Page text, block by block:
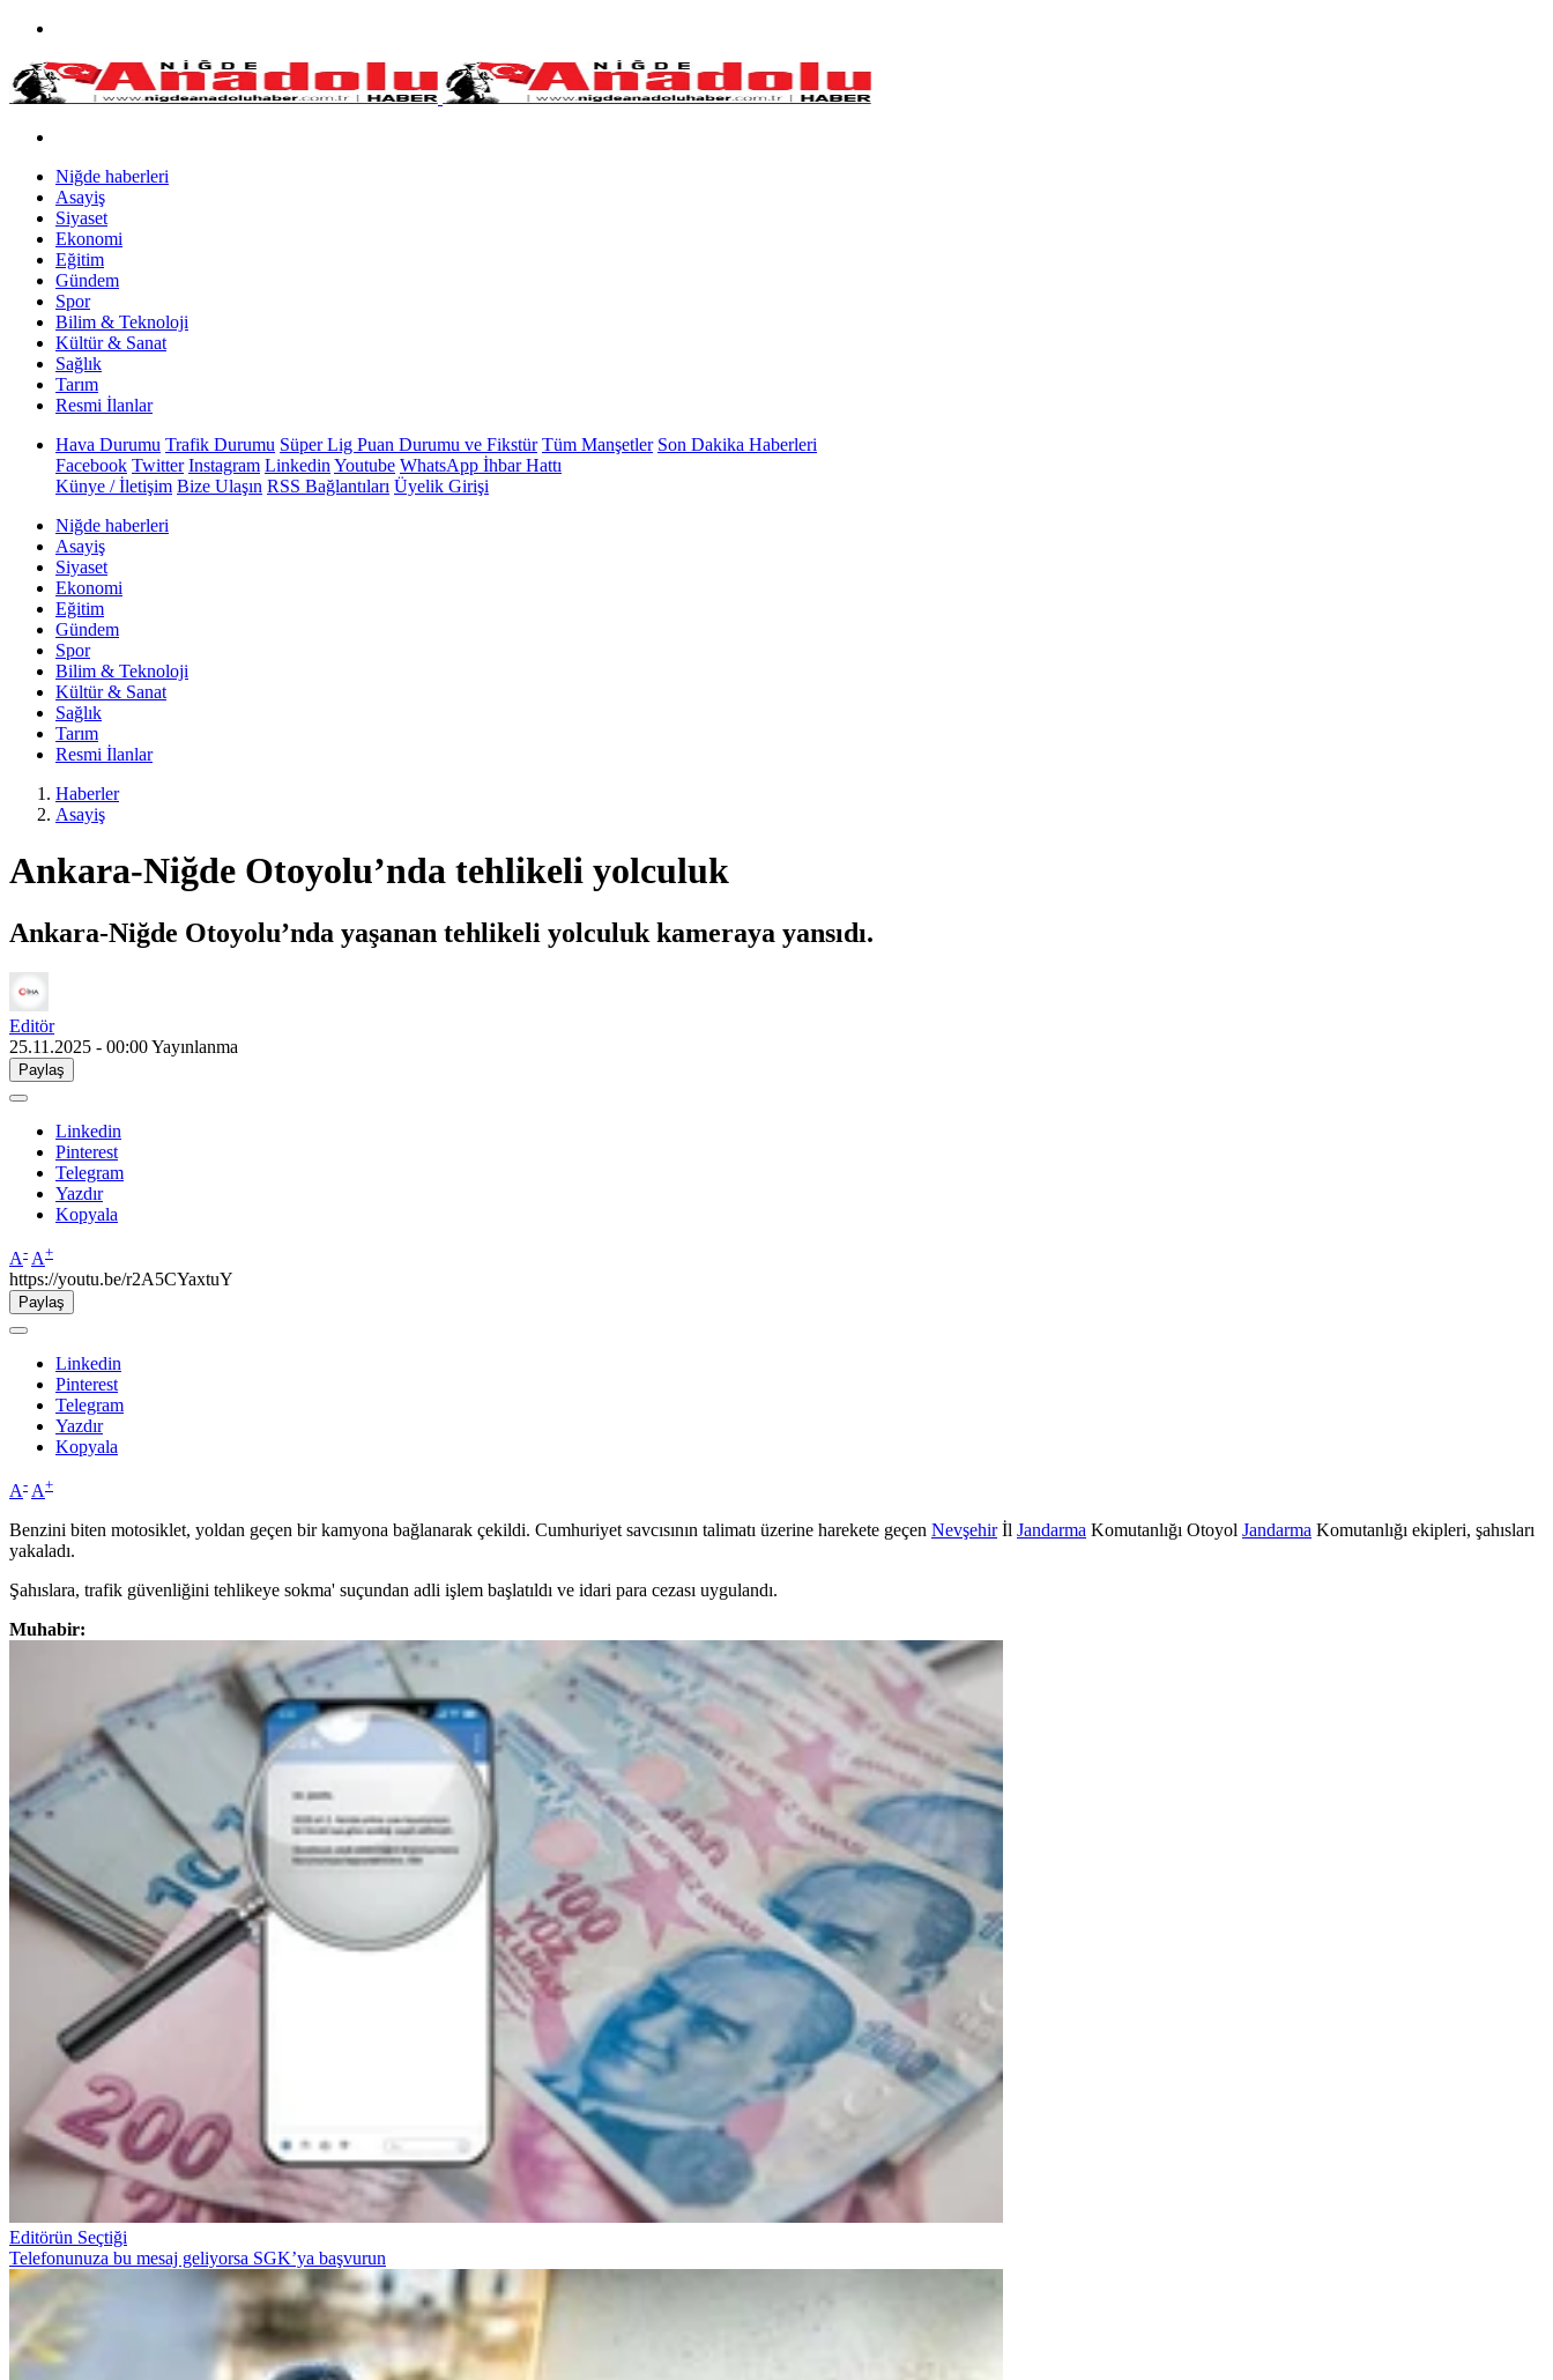
Niğde haberleri
Asayiş
Siyaset
Ekonomi
Eğitim
Gündem
Spor
Bilim & Teknoloji
Kültür & Sanat
Sağlık
Tarım
Resmi İlanlar
Hava Durumu Trafik Durumu Süper Lig Puan Durumu ve Fikstür Tüm Manşetler Son Dakika Haberleri
Facebook Twitter Instagram Linkedin Youtube WhatsApp İhbar Hattı
Künye / İletişim Bize Ulaşın RSS Bağlantıları Üyelik Girişi
Niğde haberleri
Asayiş
Siyaset
Ekonomi
Eğitim
Gündem
Spor
Bilim & Teknoloji
Kültür & Sanat
Sağlık
Tarım
Resmi İlanlar
Haberler
Asayiş
Ankara-Niğde Otoyolu’nda tehlikeli yolculuk
Ankara-Niğde Otoyolu’nda yaşanan tehlikeli yolculuk kameraya yansıdı.
Editör
25.11.2025 - 00:00Yayınlanma
Paylaş
Linkedin
Pinterest
Telegram
Yazdır
Kopyala
A- A+
https://youtu.be/r2A5CYaxtuY
Paylaş
Linkedin
Pinterest
Telegram
Yazdır
Kopyala
A- A+
Benzini biten motosiklet, yoldan geçen bir kamyona bağlanarak çekildi. Cumhuriyet savcısının talimatı üzerine harekete geçen Nevşehirİl Jandarma Komutanlığı Otoyol Jandarma Komutanlığı ekipleri, şahısları
yakaladı.
Şahıslara, trafik güvenliğini tehlikeye sokma' suçundan adli işlem başlatıldı ve idari para cezası uygulandı.
Muhabir:
Editörün Seçtiği
Telefonunuza bu mesaj geliyorsa SGK’ya başvurun